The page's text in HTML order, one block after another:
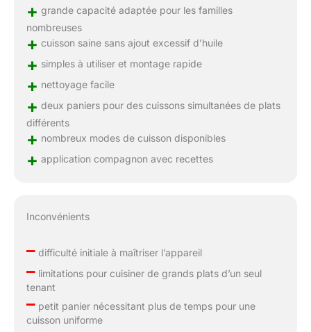
+ grande capacité adaptée pour les familles
nombreuses
+ cuisson saine sans ajout excessif d’huile
+ simples à utiliser et montage rapide
+ nettoyage facile
+ deux paniers pour des cuissons simultanées de plats
différents
+ nombreux modes de cuisson disponibles
+ application compagnon avec recettes
Inconvénients
–difficulté initiale à maîtriser l’appareil
–limitations pour cuisiner de grands plats d’un seul
tenant
–petit panier nécessitant plus de temps pour une
cuisson uniforme